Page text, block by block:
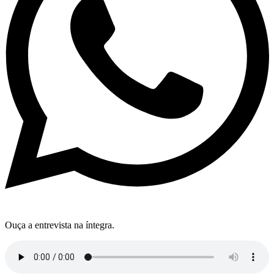
Ouça a entrevista na íntegra.